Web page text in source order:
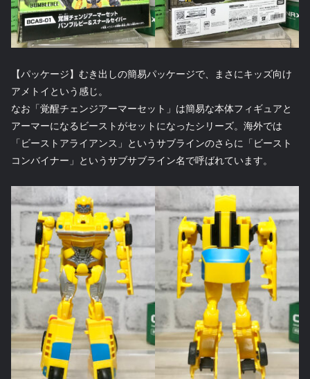
【パッケージ】むき出しの簡易パッケージで、まさにキッズ向け
アメトイという感じ。
なお「覚醒チェンジアーマーセット」は簡易な本体フィギュアと
アーマーになるビーストがセットになったシリーズ。海外では
「ビーストアライアンス」というサブラインのさらに「ビースト
コンバイナー」というサブサブライン名で呼ばれています。